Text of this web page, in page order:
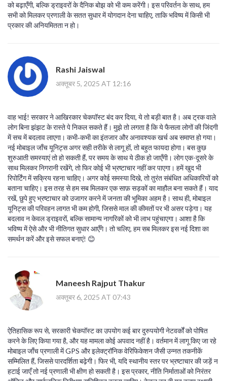
को बढ़ाएँगी, बल्कि ड्राइवरों के दैनिक बोझ को भी कम करेंगी। इस परिवर्तन के साथ, हम
सभी को मिलकर प्रणाली के सतत सुधार में योगदान देना चाहिए, ताकि भविष्य में किसी भी
प्रकार की अनियमितता न हो।
Rashi Jaiswal
अक्तूबर 5, 2025 AT 12:16
वाह भाई! सरकार ने आखिरकार चेकपॉस्ट बंद कर दिया, ये तो बड़ी बात है। अब ट्रक वाले
लोग बिना झंझट के रास्ते पे निकल सकते हैं। मुझे तो लगता है कि ये फैसला लोगों की जिंदगी
में सच में बदलाव लाएगा। कभी‑कभी का इंतजार और अनावश्यक खर्च अब समाप्त हो गया।
नई मोबाइल जाँच यूनिट्स अगर सही तरीके से लागू हों, तो बहुत फायदा होगा। बस कुछ
शुरुआती समस्याएं तो हो सकती हैं, पर समय के साथ ये ठीक हो जाएँगी। लोग एक-दूसरे के
साथ मिलकर निगरानी रखेंगे, तो फिर कोई भी भ्रष्टाचार नहीं कर पाएगा। हमें खुद भी
रिपोर्टिंग में सक्रिय रहना चाहिए। अगर कोई समस्या दिखे, तो तुरंत संबंधित अधिकारियों को
बताना चाहिए। इस तरह से हम सब मिलकर एक साफ़ सड़कों का माहौल बना सकते हैं। याद
रखें, छुपे हुए भ्रष्टाचार को उजागर करने में जनता की भूमिका अहम है। साथ ही, मोबाइल
यूनिट्स की परिवहन लागत भी कम होगी, जिससे माल की कीमतों पर भी असर पड़ेगा। यह
बदलाव न केवल ड्राइवरों, बल्कि सामान्य नागरिकों को भी लाभ पहुंचाएगा। आशा है कि
भविष्य में ऐसे और भी नीतिगत सुधार आएँगे। तो चलिए, हम सब मिलकर इस नई दिशा का
समर्थन करें और इसे सफल बनाएं! 😊
Maneesh Rajput Thakur
अक्तूबर 6, 2025 AT 07:43
ऐतिहासिक रूप से, सरकारी चेकपॉस्ट का उपयोग कई बार दुरुपयोगी नेटवर्कों को पोषित
करने के लिए किया गया है, और यह मामला कोई अपवाद नहीं है। वर्तमान में लागू किए जा रहे
मोबाइल जाँच प्रणाली में GPS और इलेक्ट्रॉनिक वेरिफिकेशन जैसी उन्नत तकनीकें
सम्मिलित हैं, जिससे पारदर्शिता बढ़ेगी। फिर भी, यदि स्थानीय स्तर पर भ्रष्टाचार की जड़ें न
हटाई जाएँ तो नई प्रणाली भी क्षीण हो सकती है। इस प्रकार, नीति निर्माताओं को निरंतर